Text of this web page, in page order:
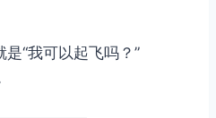
“我可以起飞吗？”